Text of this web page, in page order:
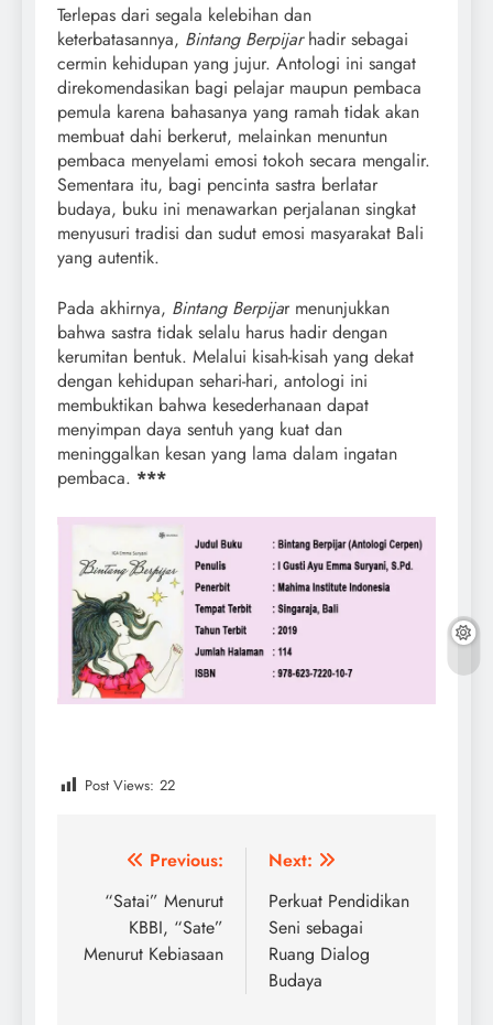
Terlepas dari segala kelebihan dan
keterbatasannya, Bintang Berpijarhadir sebagai
cermin kehidupan yang jujur. Antologi ini sangat
direkomendasikan bagi pelajar maupun pembaca
pemula karena bahasanya yang ramah tidak akan
membuat dahi berkerut, melainkan menuntun
pembaca menyelami emosi tokoh secara mengalir.
Sementara itu, bagi pencinta sastra berlatar
budaya, buku ini menawarkan perjalanan singkat
menyusuri tradisi dan sudut emosi masyarakat Bali
yang autentik.
Pada akhirnya, Bintang Berpijar menunjukkan
bahwa sastra tidak selalu harus hadir dengan
kerumitan bentuk. Melalui kisah-kisah yang dekat
dengan kehidupan sehari-hari, antologi ini
membuktikan bahwa kesederhanaan dapat
menyimpan daya sentuh yang kuat dan
meninggalkan kesan yang lama dalam ingatan
pembaca. ***
Post Views: 22
Post
navigation
Previous:
“Satai” Menurut
KBBI, “Sate”
Menurut Kebiasaan
Next:
Perkuat Pendidikan
Seni sebagai
Ruang Dialog
Budaya